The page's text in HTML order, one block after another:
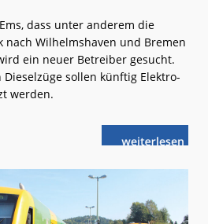
dass unter anderem die
nach Wilhelmshaven und Bremen
ein neuer Betreiber gesucht.
sollen künftig Elektro-
werden.
weiterlese
nTeilnetz
gestartet